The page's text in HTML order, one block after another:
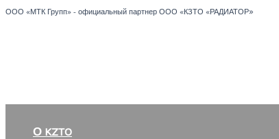
Перейти
ООО «МТК Групп» - официальный партнер ООО «КЗТО «РАДИАТОР»
О KZTO